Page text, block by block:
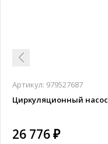
Артикул: 979527687
Циркуляционный насос
26 776 ₽